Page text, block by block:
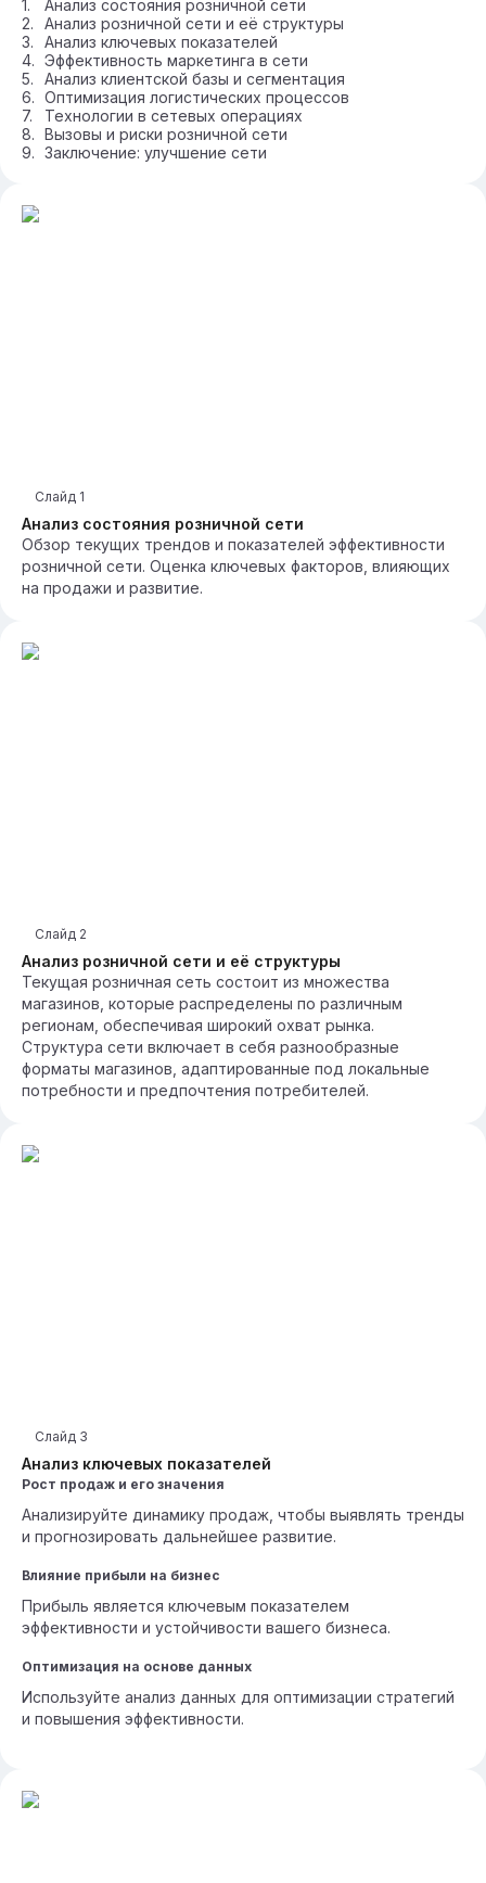
Анализ состояния розничной сети
Анализ розничной сети и её структуры
Анализ ключевых показателей
Эффективность маркетинга в сети
Анализ клиентской базы и сегментация
Оптимизация логистических процессов
Технологии в сетевых операциях
Вызовы и риски розничной сети
Заключение: улучшение сети
Анализ состояния розничной сети
Слайд 1
Обзор текущих трендов и показателей эффективности
розничной сети. Оценка ключевых факторов, влияющих
на продажи и развитие.
Анализ розничной сети и её структуры
Слайд 2
Текущая розничная сеть состоит из множества
магазинов, которые распределены по различным
регионам, обеспечивая широкий охват рынка.
Структура сети включает в себя разнообразные
форматы магазинов, адаптированные под локальные
потребности и предпочтения потребителей.
Анализ ключевых показателей
Слайд 3
Рост продаж и его значения
Анализируйте динамику продаж, чтобы выявлять тренды
и прогнозировать дальнейшее развитие.
Влияние прибыли на бизнес
Прибыль является ключевым показателем
эффективности и устойчивости вашего бизнеса.
Оптимизация на основе данных
Используйте анализ данных для оптимизации стратегий
и повышения эффективности.